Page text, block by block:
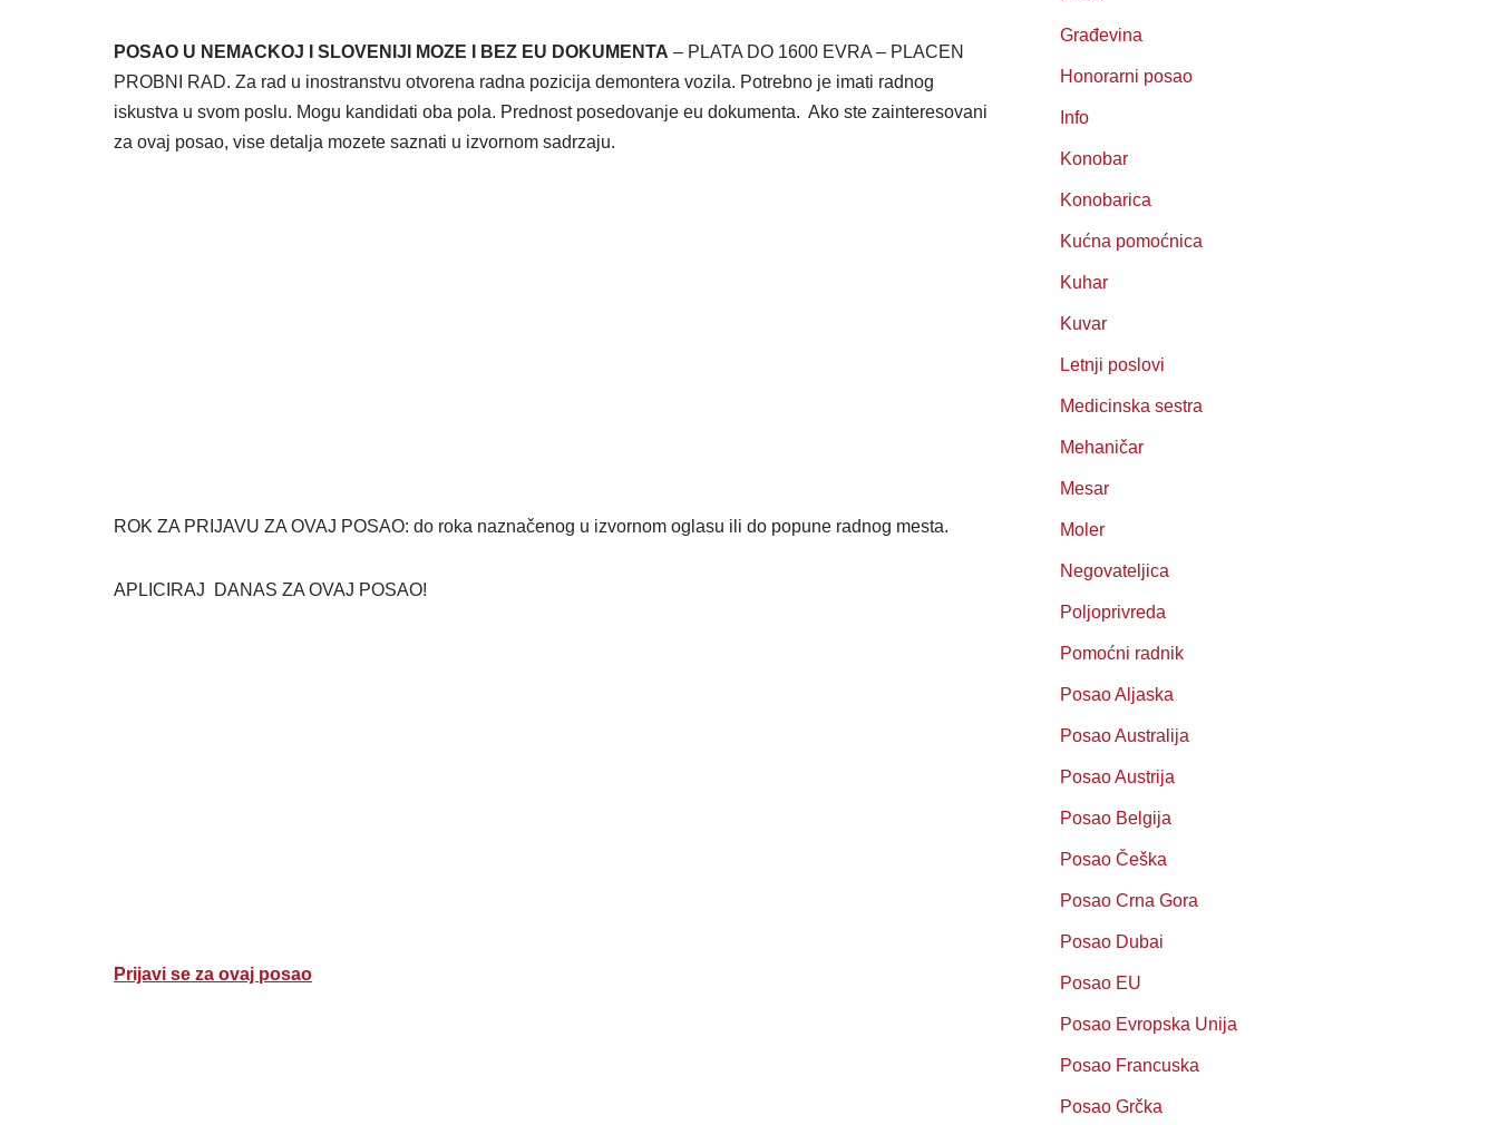
POSAO U NEMACKOJ I SLOVENIJI MOZE I BEZ EU DOKUMENTA – PLATA DO 1600 EVRA – PLACEN
PROBNI RAD. Za rad u inostranstvu otvorena radna pozicija demontera vozila. Potrebno je imati radnog
iskustva u svom poslu. Mogu kandidati oba pola. Prednost posedovanje eu dokumenta. Ako ste zainteresovani
za ovaj posao, vise detalja mozete saznati u izvornom sadrzaju.
ROK ZA PRIJAVU ZA OVAJ POSAO: do roka naznačenog u izvornom oglasu ili do popune radnog mesta.
APLICIRAJ DANAS ZA OVAJ POSAO!
Prijavi se za ovaj posao
Građevina
Honorarni posao
Info
Konobar
Konobarica
Kućna pomoćnica
Kuhar
Kuvar
Letnji poslovi
Medicinska sestra
Mehaničar
Mesar
Moler
Negovateljica
Poljoprivreda
Pomoćni radnik
Posao Aljaska
Posao Australija
Posao Austrija
Posao Belgija
Posao Češka
Posao Crna Gora
Posao Dubai
Posao EU
Posao Evropska Unija
Posao Francuska
Posao Grčka